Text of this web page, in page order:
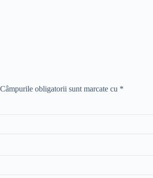
Câmpurile obligatorii sunt marcate cu *